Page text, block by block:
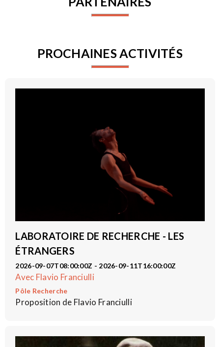
PROCHAINES ACTIVITÉS
LABORATOIRE DE RECHERCHE - LES
ÉTRANGERS
2026-09-07T08:00:00Z - 2026-09-11T16:00:00Z
Avec Flavio Franciulli
Pôle Recherche
Proposition de Flavio Franciulli